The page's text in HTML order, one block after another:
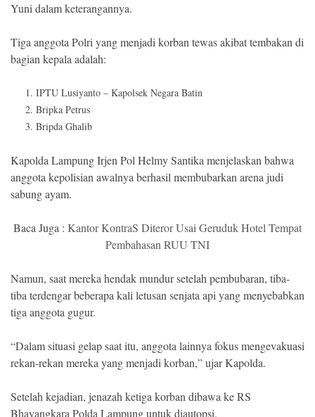
Yuni dalam keterangannya.
Tiga anggota Polri yang menjadi korban tewas akibat tembakan di
bagian kepala adalah:
IPTU Lusiyanto – Kapolsek Negara Batin
Bripka Petrus
Bripda Ghalib
Kapolda Lampung Irjen Pol Helmy Santika menjelaskan bahwa
anggota kepolisian awalnya berhasil membubarkan arena judi
sabung ayam.
Baca Juga : Kantor KontraS Diteror Usai Geruduk Hotel Tempat
Pembahasan RUU TNI
Namun, saat mereka hendak mundur setelah pembubaran, tiba-
tiba terdengar beberapa kali letusan senjata api yang menyebabkan
tiga anggota gugur.
“Dalam situasi gelap saat itu, anggota lainnya fokus mengevakuasi
rekan-rekan mereka yang menjadi korban,” ujar Kapolda.
Setelah kejadian, jenazah ketiga korban dibawa ke RS
Bhayangkara Polda Lampung untuk diautopsi.